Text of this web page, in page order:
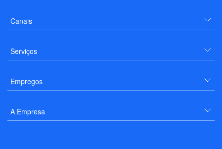
Canais
Serviços
Empregos
A Empresa